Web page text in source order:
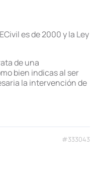
es de 2000 y la Ley
de una
bien indicas al ser
la intervención de
#333043